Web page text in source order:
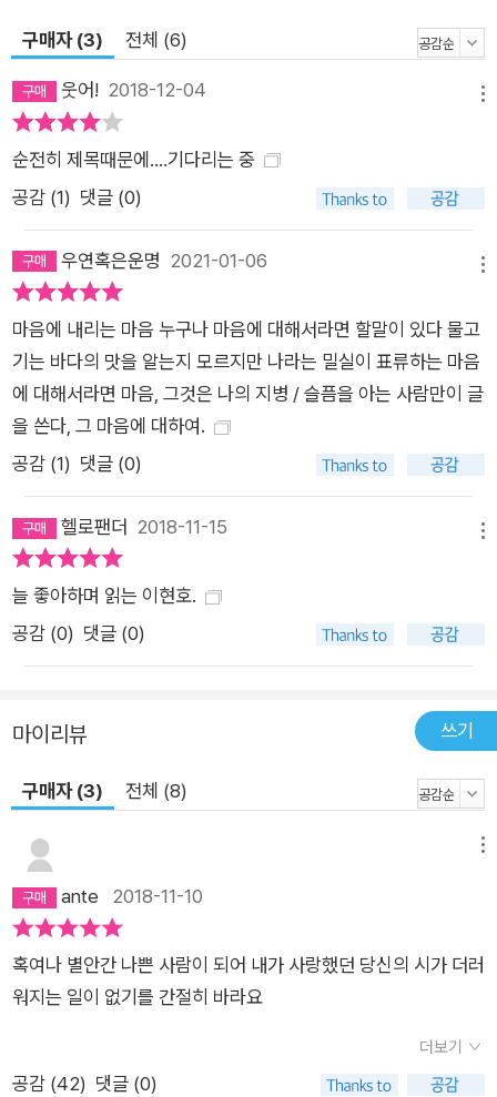
며 시편을 읽어나가는 어느 순간, 비문(非文)으로밖에 쓰일 수
임을, 비문(悲文)으로밖에 쓰일 수밖에 없는 사랑의 기억은 시인
의 극도로 내밀한 문장으로 출발했지만, 그가 우리에게 건네는 비
문(秘文)이었음을 알게 될 것이다. 이현호는, 이현호의 시는 우
리가 읽을 가장 아름다운 구절이 될 것이다.
구매자 (3) 전체 (6)
웃어! 2018-12-04
순전히 제목때문에....기다리는 중
공감 (1) 댓글 (0)
우연혹은운명 2021-01-06
마음에 내리는 마음 누구나 마음에 대해서라면 할말이 있다 물고
기는 바다의 맛을 알는지 모르지만 나라는 밀실이 표류하는 마음
에 대해서라면 마음, 그것은 나의 지병 / 슬픔을 아는 사람만이 글
을 쓴다, 그 마음에 대하여.
공감 (1) 댓글 (0)
헬로팬더 2018-11-15
늘 좋아하며 읽는 이현호.
공감 (0) 댓글 (0)
마이리뷰 쓰기
구매자 (3) 전체 (8)
ante 2018-11-10
혹여나 별안간 나쁜 사람이 되어 내가 사랑했던 당신의 시가 더러
워지는 일이 없기를 간절히 바라요
더보기
공감 (42) 댓글 (0)